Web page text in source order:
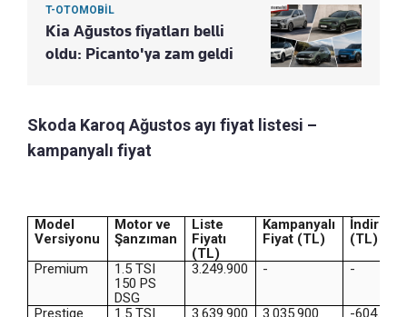
T-OTOMOBİL
Kia Ağustos fiyatları belli
oldu: Picanto'ya zam geldi
Skoda Karoq Ağustos ayı fiyat listesi –
kampanyalı fiyat
Model
Versiyonu
Motor ve
Şanzıman
Liste
Fiyatı
(TL)
Kampanyalı
Fiyat (TL)
İndirim
(TL)
Premium
1.5 TSI
150 PS
DSG
3.249.900 - -
Prestige
1.5 TSI
3.639.900 3.035.900 -604.000